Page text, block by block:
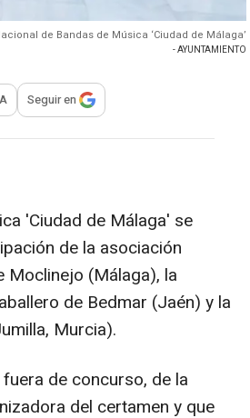
de Bandas de Música ‘Ciudad de Málaga’
- AYUNTAMIENTO
para compartir
Seguir en
'Ciudad de Málaga' se
de la asociación
Moclinejo (Málaga), la
de Bedmar (Jaén) y la
Murcia).
de concurso, de la
del certamen y que